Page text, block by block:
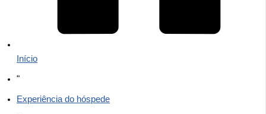
Início
"
Experiência do hóspede